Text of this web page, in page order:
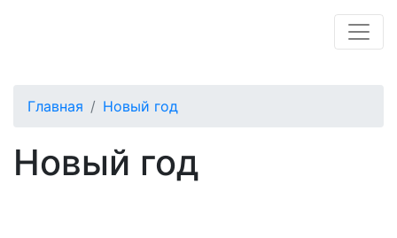
Главная Новый год
Новый год